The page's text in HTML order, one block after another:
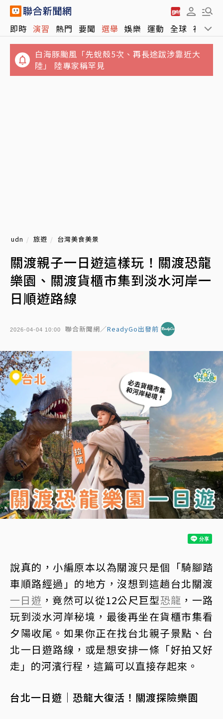
即時 演習 熱門 要聞 選舉 娛樂 運動 全球 社會
陸」 陸專家稱罕見
Google Chrome終於可看Netflix 4K影片！
快更新瀏覽器、還要符合條件才能用
udn 旅遊 台灣美食美景
關渡親子一日遊這樣玩！關渡恐龍
樂園、關渡貨櫃市集到淡水河岸一
日順遊路線
2026-04-04 10:00 聯合新聞網／ReadyGo出發前
說真的，小編原本以為關渡只是個「騎腳踏
車順路經過」的地方，沒想到這趟台北關渡
一日遊 ，竟然可以從12公尺巨型恐龍 ，一路
玩到淡水河岸秘境，最後再坐在貨櫃市集看
夕陽收尾。如果你正在找台北親子景點、台
北一日遊路線，或是想安排一條「好拍又好
走」的河濱行程，這篇可以直接存起來。
台北一日遊｜恐龍大復活！關渡探險樂園